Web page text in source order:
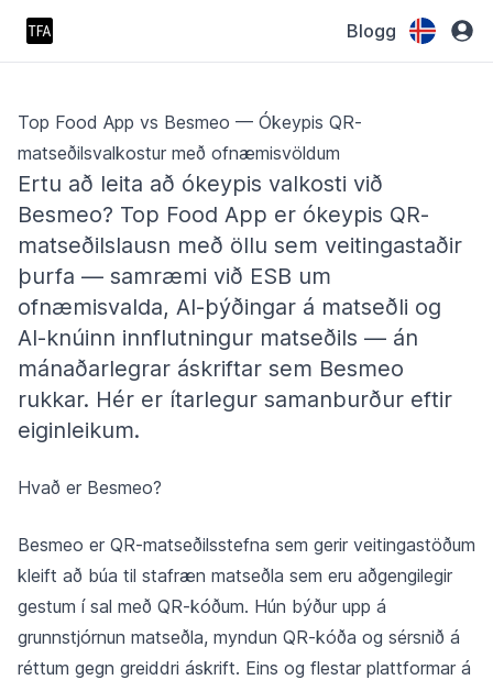
Blogg
Top Food App vs Besmeo — Ókeypis QR-
matseðilsvalkostur með ofnæmisvöldum
Ertu að leita að ókeypis valkosti við
Besmeo? Top Food App er ókeypis QR-
matseðilslausn með öllu sem veitingastaðir
þurfa — samræmi við ESB um
ofnæmisvalda, AI-þýðingar á matseðli og
AI-knúinn innflutningur matseðils — án
mánaðarlegrar áskriftar sem Besmeo
rukkar. Hér er ítarlegur samanburður eftir
eiginleikum.
Hvað er Besmeo?
Besmeo er QR-matseðilsstefna sem gerir veitingastöðum
kleift að búa til stafræn matseðla sem eru aðgengilegir
gestum í sal með QR-kóðum. Hún býður upp á
grunnstjórnun matseðla, myndun QR-kóða og sérsnið á
réttum gegn greiddri áskrift. Eins og flestar plattformar á